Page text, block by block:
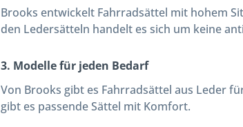
Brooks entwickelt Fahrradsättel mit hohem
den Ledersätteln handelt es sich um keine
3. Modelle für jeden Bedarf
Von Brooks gibt es Fahrradsättel aus Leder
gibt es passende Sättel mit Komfort.